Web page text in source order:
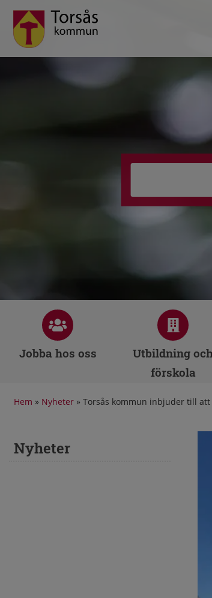
Jobba hos oss
Utbildning
förskola
Hem » Nyheter » Torsås kommun inbjuder till
Nyheter